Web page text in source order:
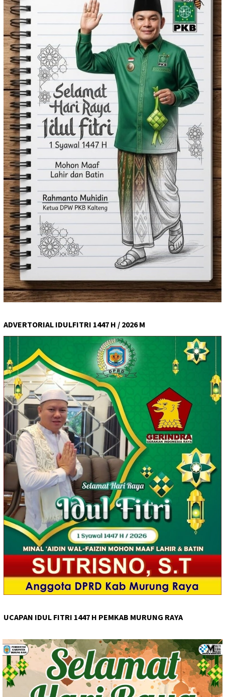
ADVERTORIAL IDULFITRI 1447 H / 2026 M
UCAPAN IDUL FITRI 1447 H PEMKAB MURUNG RAYA